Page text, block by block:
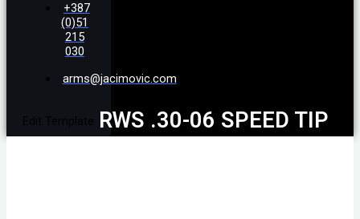
+387
(0)51
215
030
arms@jacimovic.com
Edit Template RWS .30-06 SPEED TIP